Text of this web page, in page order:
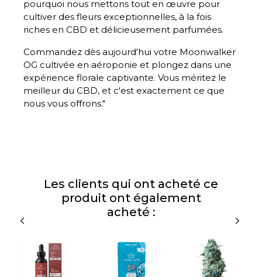
pourquoi nous mettons tout en œuvre pour
cultiver des fleurs exceptionnelles, à la fois
riches en CBD et délicieusement parfumées.
Commandez dès aujourd'hui votre Moonwalker
OG cultivée en aéroponie et plongez dans une
expérience florale captivante. Vous méritez le
meilleur du CBD, et c'est exactement ce que
nous vous offrons."
Les clients qui ont acheté ce
produit ont également
acheté :